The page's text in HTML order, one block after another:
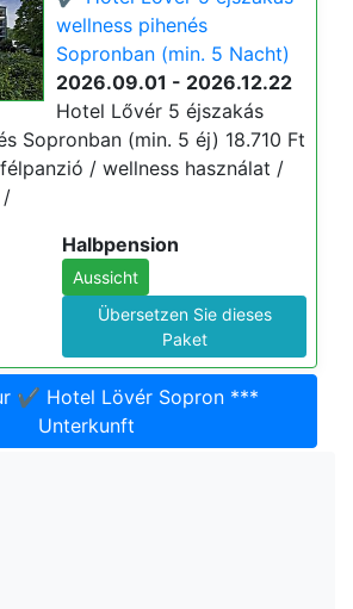
wellness pihenés
Sopronban (min. 5 Nacht)
2026.09.01 - 2026.12.22
Hotel Lővér 5 éjszakás
Sopronban (min. 5 éj) 18.710 Ft
/ wellness használat /
/
Halbpension
Aussicht
Übersetzen Sie dieses
Paket
✔️ Hotel Lövér Sopron ***
Unterkunft